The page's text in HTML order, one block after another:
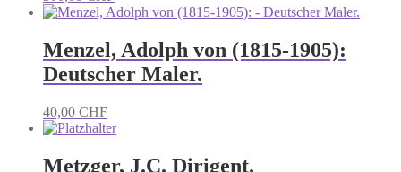
Menzel, Adolph von (1815-1905):
Deutscher Maler.
40,00 CHF
Metzger, J.C. Dirigent.